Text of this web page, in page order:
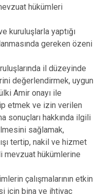
hükümleri
kuruluşlarla yaptığı
gereken özeni
il düzeyinde
değerlendirmek, uygun
Amir onayı ile
etmek ve izin verilen
sonuçları hakkında ilgili
sağlamak,
tertip, nakil ve hizmet
hükümlerine
çalışmalarının etkin
için bina ve ihtiyaç